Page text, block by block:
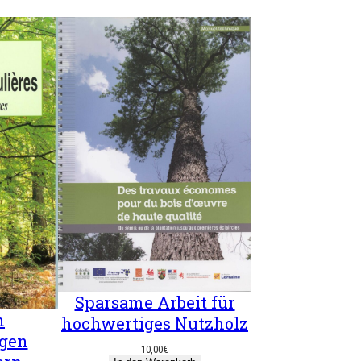
Sparsame Arbeit für
hochwertiges Nutzholz
10,00€